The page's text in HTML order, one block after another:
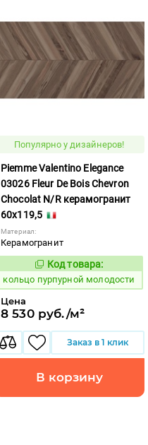
Популярно у дизайнеров!
Piemme Valentino Elegance
03026 Fleur De Bois Chevron
Chocolat N/R керамогранит
60x119,5
Материал:
Керамогранит
743804
Код товара:
кольцо пурпурной молодости
Цена
8 530 руб./м²
Заказ в 1 клик
В корзину